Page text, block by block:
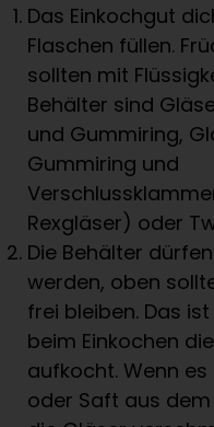
Das Einkochgut
Flaschen füllen.
sollten mit
Behälter sind
und Gummiring,
Gummiring und
Rexgläser) oder
Die Behälter
werden, oben
frei bleiben. Das
beim Einkochen
aufkocht. Wenn
oder Saft aus